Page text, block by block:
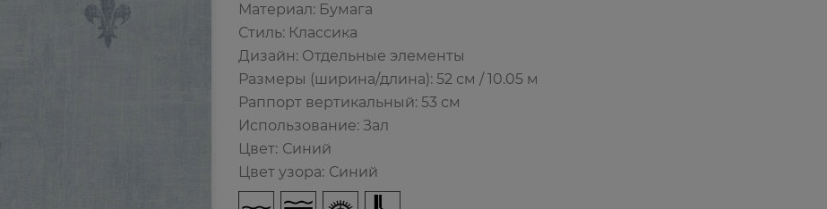
Материал: Бумага
Стиль: Классика
Дизайн: Отдельные элементы
Размеры (ширина/длина): 52 см / 10.05 м
Раппорт вертикальный: 53 см
Использование: Зал
Цвет: Синий
Цвет узора: Синий